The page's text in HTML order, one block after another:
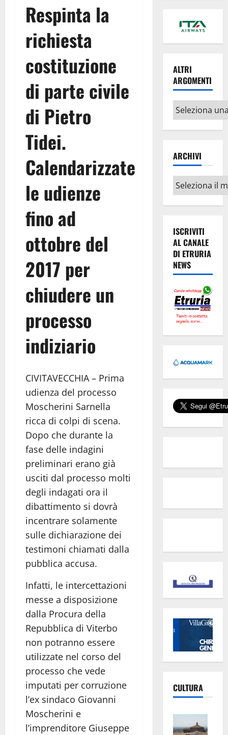
Respinta la
richiesta
costituzione
di parte civile
di Pietro
Tidei.
Calendarizzate
le udienze
fino ad
ottobre del
2017 per
chiudere un
processo
indiziario
CIVITAVECCHIA – Prima
udienza del processo
Moscherini Sarnella
ricca di colpi di scena.
Dopo che durante la
fase delle indagini
preliminari erano già
usciti dal processo molti
degli indagati ora il
dibattimento si dovrà
incentrare solamente
sulle dichiarazione dei
testimoni chiamati dalla
pubblica accusa.
Infatti, le intercettazioni
messe a disposizione
dalla Procura della
Repubblica di Viterbo
non potranno essere
utilizzate nel corso del
processo che vede
imputati per corruzione
l’ex sindaco Giovanni
Moscherini e
l’imprenditore Giuseppe
ALTRI
ARGOMENTI
Altri
argomenti
ARCHIVI
Archivi
ISCRIVITI
AL CANALE
DI ETRURIA
NEWS
CULTURA